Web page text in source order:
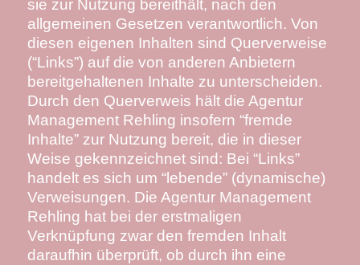
sie zur Nutzung bereithält, nach den
allgemeinen Gesetzen verantwortlich. Von
diesen eigenen Inhalten sind Querverweise
(“Links”) auf die von anderen Anbietern
bereitgehaltenen Inhalte zu unterscheiden.
Durch den Querverweis hält die Agentur
Management Rehling insofern “fremde
Inhalte” zur Nutzung bereit, die in dieser
Weise gekennzeichnet sind: Bei “Links”
handelt es sich um “lebende” (dynamische)
Verweisungen. Die Agentur Management
Rehling hat bei der erstmaligen
Verknüpfung zwar den fremden Inhalt
daraufhin überprüft, ob durch ihn eine